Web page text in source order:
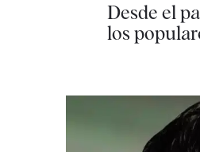
Desde el
los